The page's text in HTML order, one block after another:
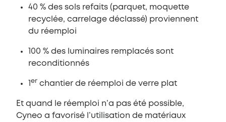
40 % des sols refaits (parquet, moquette
recyclée, carrelage déclassé) proviennent
du réemploi
100 % des luminaires remplacés sont
reconditionnés
er chantier de réemploi de verre plat
Et quand le réemploi n’a pas été possible,
Cyneo a favorisé l’utilisation de matériaux